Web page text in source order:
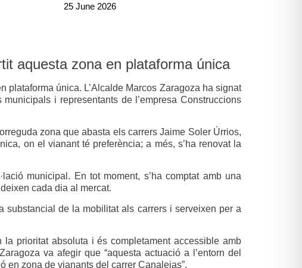
25 June 2026
aquesta zona en plataforma única
plataforma única. L’Alcalde Marcos Zaragoza ha signat
i representants de l’empresa Construccions
zona que abasta els carrers Jaime Soler Úrrios,
on el vianant té preferència; a més, s’ha renovat la
municipal. En tot moment, s’ha comptat amb una
cada dia al mercat.
substancial de la mobilitat als carrers i serveixen per a
la prioritat absoluta i és completament accessible amb
va afegir que “aquesta actuació a l’entorn del
en zona de vianants del carrer Canalejas”.